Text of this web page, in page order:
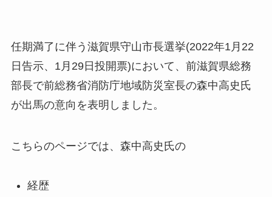
任期満了に伴う滋賀県守山市長選挙(2022年1月22
日告示、1月29日投開票)において、前滋賀県総務
部長で前総務省消防庁地域防災室長の森中高史氏
が出馬の意向を表明しました。
こちらのページでは、森中高史氏の
経歴